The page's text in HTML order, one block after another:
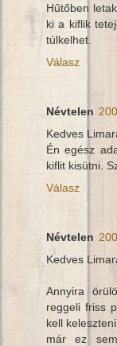
Hűtőben
ki a kiflik
túlkelhet.
Válasz
Névtelen
Kedves
Én egész
kiflit kisütni.
Válasz
Névtelen
Kedves
Annyira
reggeli friss
kell
már ez sem